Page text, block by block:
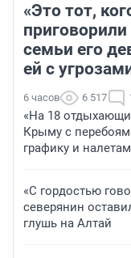
«Это тот,
семьи его
ей с
6 часов 6 517
«На 18
Крыму с
графику и
«С гордостью
северянин
глушь на Алтай